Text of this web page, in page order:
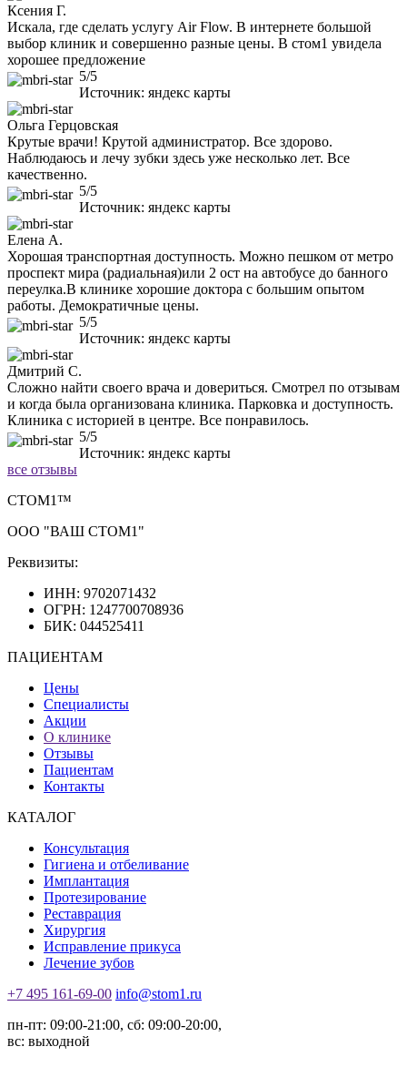
Ксения Г.
Искала, где сделать услугу Air Flow. В интернете большой
выбор клиник и совершенно разные цены. В стом1 увидела
хорошее предложение
5/5
Источник: яндекс карты
Ольга Герцовская
Крутые врачи! Крутой администратор. Все здорово.
Наблюдаюсь и лечу зубки здесь уже несколько лет. Все
качественно.
5/5
Источник: яндекс карты
Елена А.
Хорошая транспортная доступность. Можно пешком от метро
проспект мира (радиальная)или 2 ост на автобусе до банного
переулка.В клинике хорошие доктора с большим опытом
работы. Демократичные цены.
5/5
Источник: яндекс карты
Дмитрий С.
Сложно найти своего врача и довериться. Смотрел по отзывам
и когда была организована клиника. Парковка и доступность.
Клиника с историей в центре. Все понравилось.
5/5
Источник: яндекс карты
все отзывы
CТОМ1™
ООО "ВАШ СТОМ1"
Реквизиты:
ИНН: 9702071432
ОГРН: 1247700708936
БИК: 044525411
ПАЦИЕНТАМ
Цены
Специалисты
Акции
О клинике
Отзывы
Пациентам
Контакты
КАТАЛОГ
Консультация
Гигиена и отбеливание
Имплантация
Протезирование
Реставрация
Хирургия
Исправление прикуса
Лечение зубов
+7 495 161-69-00 info@stom1.ru
пн-пт: 09:00-21:00, сб: 09:00-20:00,
вс: выходной